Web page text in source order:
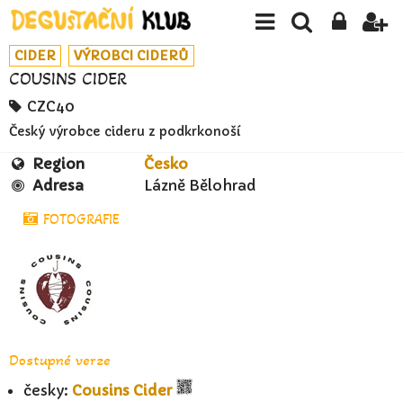
CIDER VÝROBCI CIDERŮ
COUSINS CIDER
CZC40
Český výrobce cideru z podkrkonoší
Region
Česko
Adresa
Lázně Bělohrad
FOTOGRAFIE
Dostupné verze
česky: Cousins Cider